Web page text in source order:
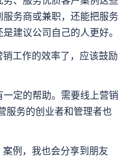
务商或兼职，还能把服务
建议公司自己的人更好。
工作的效率了，应该鼓励
定的帮助。需要线上营销
服务的创业者和管理者也
例，我也会分享到朋友